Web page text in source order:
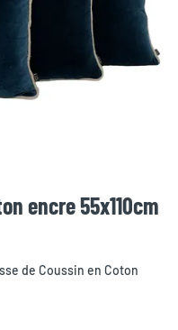
encre 55x110cm
de Coussin en Coton